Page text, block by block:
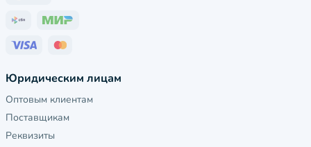
Юридическим лицам
Оптовым клиентам
Поставщикам
Реквизиты